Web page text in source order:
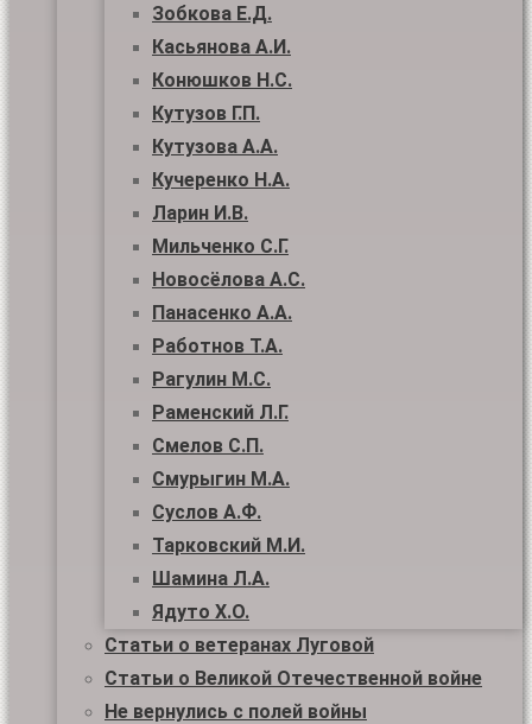
Зобкова Е.Д.
Касьянова А.И.
Конюшков Н.С.
Кутузов Г.П.
Кутузова А.А.
Кучеренко Н.А.
Ларин И.В.
Мильченко С.Г.
Новосёлова А.С.
Панасенко А.А.
Работнов Т.А.
Рагулин М.С.
Раменский Л.Г.
Смелов С.П.
Смурыгин М.А.
Суслов А.Ф.
Тарковский М.И.
Шамина Л.А.
Ядуто Х.О.
Статьи о ветеранах Луговой
Статьи о Великой Отечественной войне
Не вернулись с полей войны